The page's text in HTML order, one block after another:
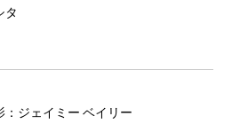
タ
ジェイミー ベイリー